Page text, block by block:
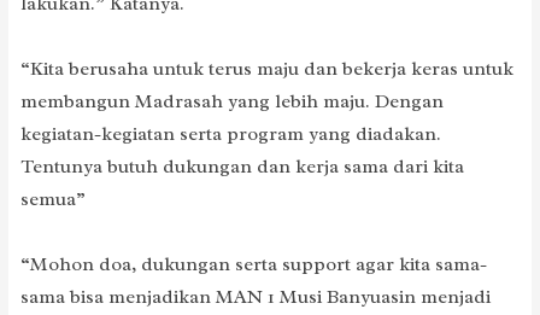
“Kita berusaha untuk terus maju dan bekerja keras untuk
membangun Madrasah yang lebih maju. Dengan
kegiatan-kegiatan serta program yang diadakan.
Tentunya butuh dukungan dan kerja sama dari kita
semua”
“Mohon doa, dukungan serta support agar kita sama-
sama bisa menjadikan MAN 1 Musi Banyuasin menjadi